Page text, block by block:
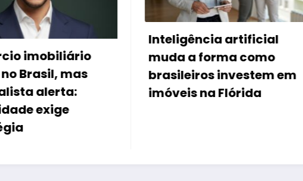
Inteligência artificial
muda a forma como
brasileiros investem em
imóveis na Flórida
Feirão de
Direcional e Riva
descontos de até
mil